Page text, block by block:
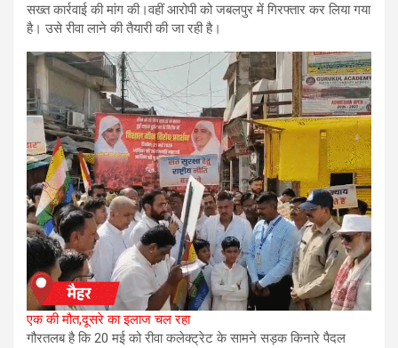
सख्त कार्रवाई की मांग की।वहीं आरोपी को जबलपुर में गिरफ्तार कर लिया गया
है। उसे रीवा लाने की तैयारी की जा रही है।
एक की मौत,दूसरे का इलाज चल रहा
गौरतलब है कि 20 मई को रीवा कलेक्ट्रेट के सामने सड़क किनारे पैदल